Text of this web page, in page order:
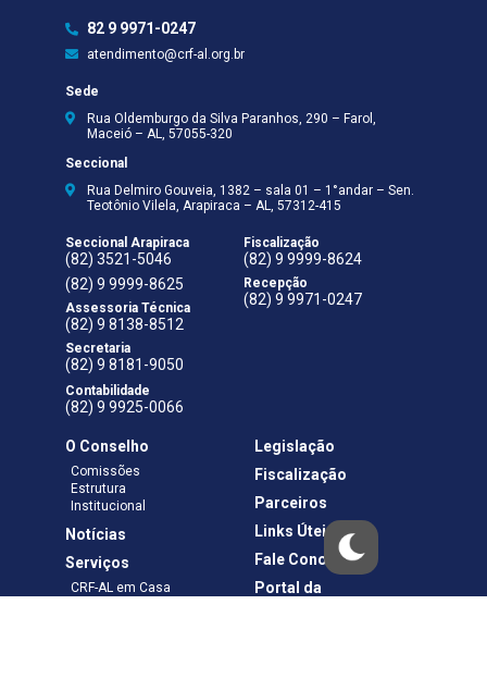
82 9 9971-0247
atendimento@crf-al.org.br
Sede
Rua Oldemburgo da Silva Paranhos, 290 – Farol,
Maceió – AL, 57055-320
Seccional
Rua Delmiro Gouveia, 1382 – sala 01 – 1°andar – Sen.
Teotônio Vilela, Arapiraca – AL, 57312-415
Seccional Arapiraca
(82) 3521-5046
(82) 9 9999-8625
Assessoria Técnica
(82) 9 8138-8512
Secretaria
(82) 9 8181-9050
Contabilidade
(82) 9 9925-0066
Fiscalização
(82) 9 9999-8624
Recepção
(82) 9 9971-0247
O Conselho
Comissões
Estrutura
Institucional
Notícias
Serviços
CRF-AL em Casa
Legislação
Fiscalização
Parceiros
Links Úteis
Fale Conosco
Portal da